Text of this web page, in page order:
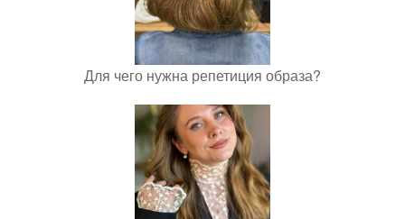
Для чего нужна репетиция образа?